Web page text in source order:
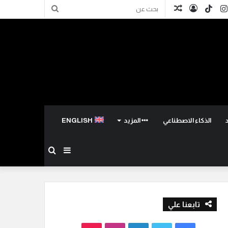
مقالتسجيلTikTokانستقرام
الذكاء الاصطناعي المزيد ENGLISH
عن
إضافة
عمود
تابعنا علي